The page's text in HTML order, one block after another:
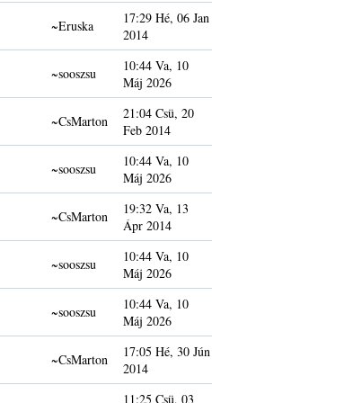
~Eruska
17:29 Hé, 06 Jan
2014
~sooszsu
10:44 Va, 10
Máj 2026
~CsMarton
21:04 Csü, 20
Feb 2014
~sooszsu
10:44 Va, 10
Máj 2026
~CsMarton
19:32 Va, 13
Ápr 2014
~sooszsu
10:44 Va, 10
Máj 2026
~sooszsu
10:44 Va, 10
Máj 2026
~CsMarton
17:05 Hé, 30 Jún
2014
11:25 Csü, 03